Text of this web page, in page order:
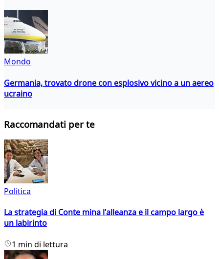
Mondo
Germania, trovato drone con esplosivo vicino a un aereo
ucraino
Raccomandati per te
Politica
La strategia di Conte mina l'alleanza e il campo largo è
un labirinto
1 min di lettura